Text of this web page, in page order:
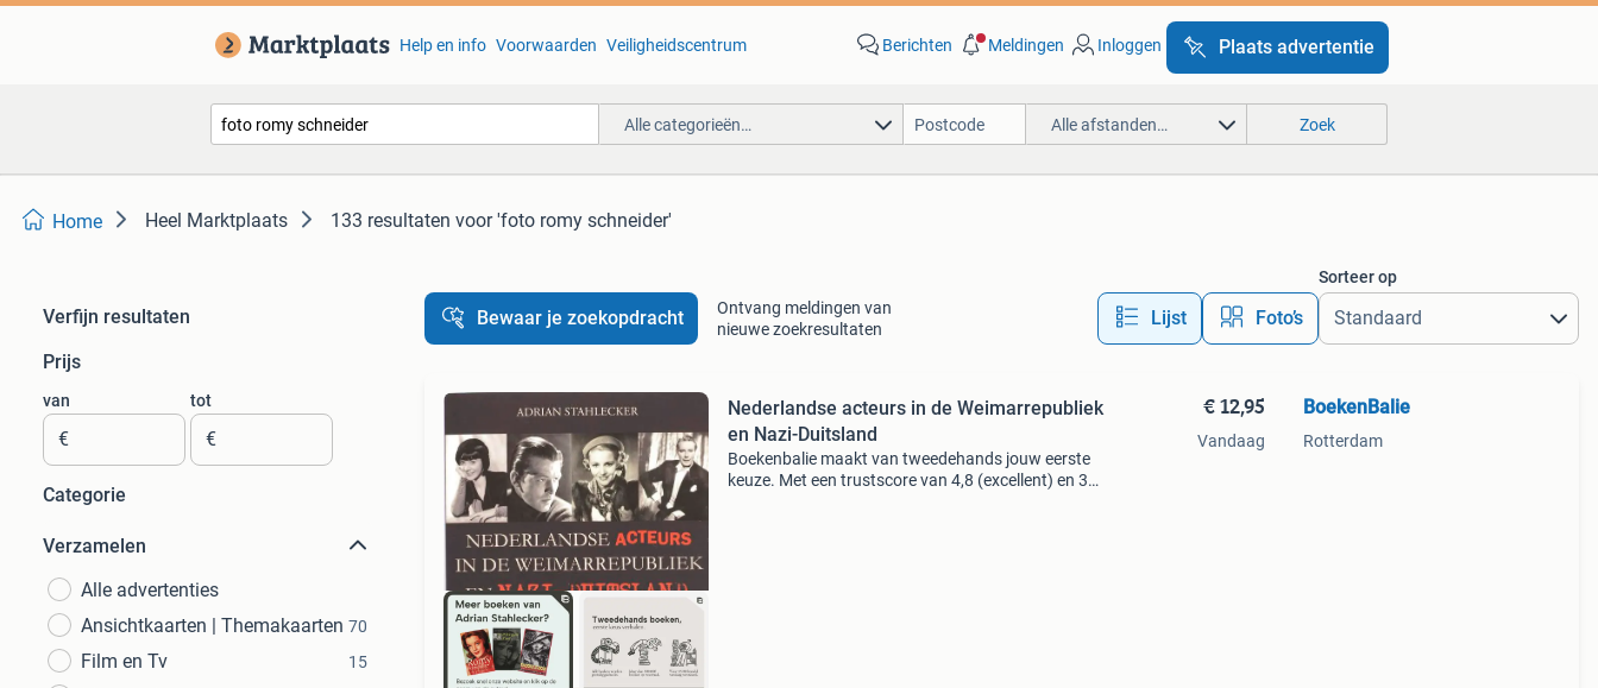
Help en info Voorwaarden Veiligheidscentrum Berichten Meldingen Inloggen Plaats advertentie
Alle categorieën… Alle afstanden… Zoek
Home Heel Marktplaats 133 resultaten voor 'foto romy schneider'
Verfijn resultaten
Prijs
van
€
tot
€
Categorie
Verzamelen
Alle advertenties
Ansichtkaarten | Themakaarten 70
Film en Tv 15
Bewaar je zoekopdracht
Ontvang meldingen van
nieuwe zoekresultaten
Lijst Foto’s
Sorteer op
Nederlandse acteurs in de Weimarrepubliek
en Nazi-Duitsland
Boekenbalie maakt van tweedehands jouw eerste
keuze. Met een trustscore van 4,8 (excellent) en 30
€ 12,95
Vandaag
BoekenBalie
Rotterdam